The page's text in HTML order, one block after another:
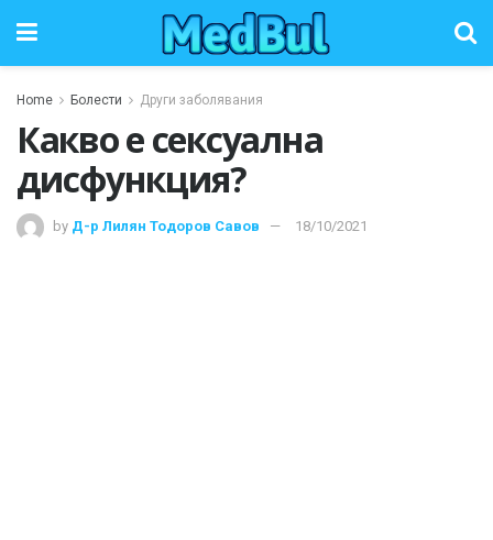
Home Болести Други заболявания
Какво е сексуална
дисфункция?
by Д-р Лилян Тодоров Савов 18/10/2021